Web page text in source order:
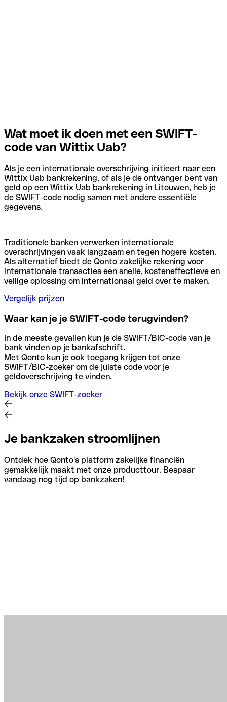
Wat moet ik doen met een SWIFT-
code van Wittix Uab?
Als je een internationale overschrijving initieert naar een
Wittix Uab bankrekening, of als je de ontvanger bent van
geld op een Wittix Uab bankrekening in Litouwen, heb je
de SWIFT-code nodig samen met andere essentiële
gegevens.
Traditionele banken verwerken internationale
overschrijvingen vaak langzaam en tegen hogere kosten.
Als alternatief biedt de Qonto zakelijke rekening voor
internationale transacties een snelle, kosteneffectieve en
veilige oplossing om internationaal geld over te maken.
Vergelijk prijzen
Waar kan je je SWIFT-code terugvinden?
In de meeste gevallen kun je de SWIFT/BIC-code van je
bank vinden op je bankafschrift.
Met Qonto kun je ook toegang krijgen tot onze
SWIFT/BIC-zoeker om de juiste code voor je
geldoverschrijving te vinden.
Bekijk onze SWIFT-zoeker
Je bankzaken stroomlijnen
Ontdek hoe Qonto's platform zakelijke financiën
gemakkelijk maakt met onze producttour. Bespaar
vandaag nog tijd op bankzaken!